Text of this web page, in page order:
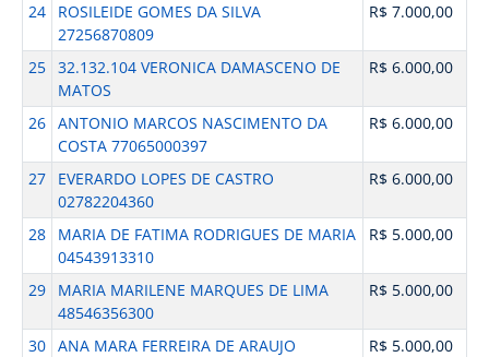
24
ROSILEIDE GOMES DA SILVA
27256870809
R$ 7.000,00
25 32.132.104 VERONICA DAMASCENO DE
MATOS
R$ 6.000,00
26 ANTONIO MARCOS NASCIMENTO DA
COSTA 77065000397
R$ 6.000,00
27
EVERARDO LOPES DE CASTRO
02782204360
R$ 6.000,00
28
MARIA DE FATIMA RODRIGUES DE MARIA
04543913310
R$ 5.000,00
29
MARIA MARILENE MARQUES DE LIMA
48546356300
R$ 5.000,00
30 ANA MARA FERREIRA DE ARAUJO
R$ 5.000,00